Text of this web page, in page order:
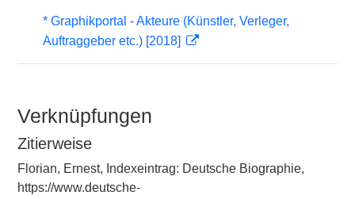
* Graphikportal - Akteure (Künstler, Verleger,
Auftraggeber etc.) [2018]
Verknüpfungen
Zitierweise
Florian, Ernest, Indexeintrag: Deutsche Biographie,
https://www.deutsche-